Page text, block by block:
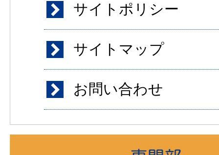
サイトポリシー
サイトマップ
お問い合わせ